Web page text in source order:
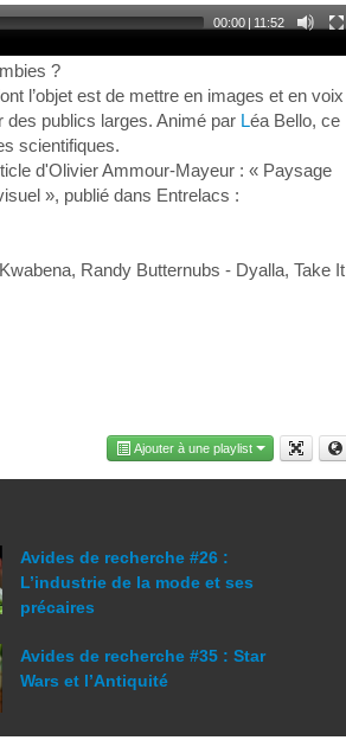
00:00 | 11:52
?
l’objet est de mettre en images et en voix
publics larges. Animé par Léa Bello, ce
scientifiques.
d'Olivier Ammour-Mayeur : « Paysage
», publié dans Entrelacs :
Randy Butternubs - Dyalla, Take It
Ajouter à une playlist
Avides de recherche #26 :
L’industrie de la mode et ses
précaires
Avides de recherche #35 : Star
Wars et l’Antiquité